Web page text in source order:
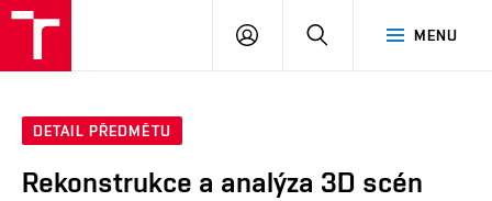
MENU
PŘIHLÁSIT
DETAIL PŘEDMĚTU
Rekonstrukce a analýza 3D scén